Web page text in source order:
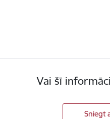
Vai šī
Sniegt